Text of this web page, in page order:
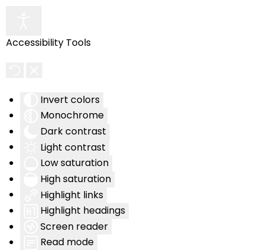
Accessibility Tools
Invert colors
Monochrome
Dark contrast
Light contrast
Low saturation
High saturation
Highlight links
Highlight headings
Screen reader
Read mode